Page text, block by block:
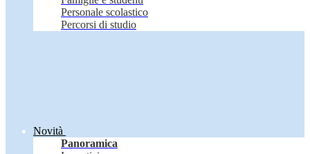
Personale scolastico
Percorsi di studio
Novità
Panoramica